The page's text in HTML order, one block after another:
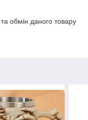
обмін даного товару